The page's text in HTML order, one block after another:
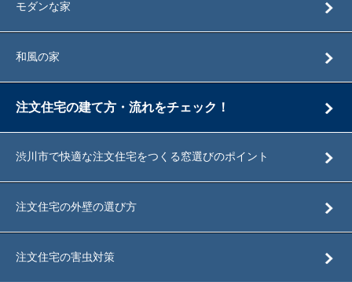
モダンな家
和風の家
注文住宅の建て方・流れをチェック！
渋川市で快適な注文住宅をつくる窓選びのポイント
注文住宅の外壁の選び方
注文住宅の害虫対策